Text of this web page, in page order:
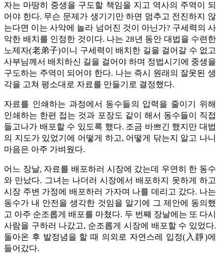
자는 마땅히 중생을 구도할 책임을 지고 역사의 주역이 되
어야 한다. 무슨 문제가 생기기만 하면 멈추고 전진하지 않
는다면 이는 사악에 놀라 넘어진 것이 아닌가? 구세력의 사
악한 배치를 인정한 것이다. 나는 28년 동안 대법을 수련한
노제자(老弟子)이니 구세력이 배치한 길을 걸어갈 수 없고
사부님께서 배치하신 길을 걸어야 하며 정법시기에 중생을
구도하는 주역이 되어야 한다. 나는 즉시 원래의 잘못된 생
각을 고쳐 평소대로 자료를 만들기로 결정했다.
자료를 인쇄하는 과정에서 동수들의 압력을 줄이기 위해
인쇄하는 한편 접는 것과 포장도 같이 해서 동수들이 직접
들고나가 배포할 수 있도록 했다. 조금 바쁘긴 했지만 대법
의 지도가 있었기에 어떻게 하고, 어떻게 닦는지 알고 나니
마음은 아주 가벼웠다.
어느 장날, 자료를 배포하러 시장에 갔는데 우연히 한 동수
와 만났다. 그녀는 나더러 시장에서 배포하지 못하게 하고
시장 주변 가정에 배포하러 가자며 나를 데리고 갔다. 나는
동수가 내 안전을 생각한 것임을 알기에 그 제안에 동의했
고 아주 순조롭게 배포를 마쳤다. 두 번째 장날에는 또 다시
사람을 구하러 나갔고, 순조롭게 시장에 배포할 수 있었다.
돌아온 후 발정념을 할 때 의외로 자연스레 입정(入靜)에
들어갔다.